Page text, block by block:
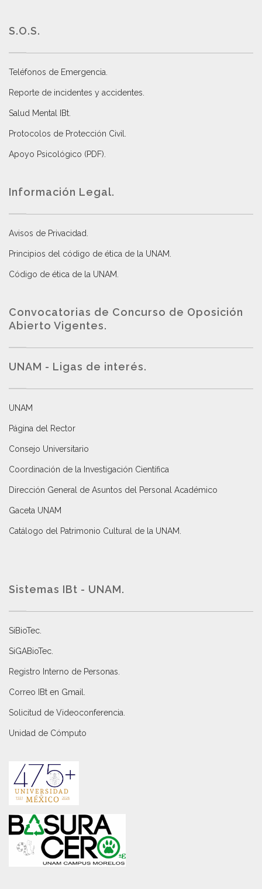
S.O.S.
Teléfonos de Emergencia.
Reporte de incidentes y accidentes
Salud Mental IBt
Protocolos de Protección Civil
Apoyo Psicológico (PDF)
Información Legal.
Avisos de Privacidad
Principios del código de ética de la UNAM
Código de ética de la UNAM
Convocatorias de Concurso de Oposición
Abierto Vigentes.
UNAM - Ligas de interés.
UNAM
Página del Rector
Consejo Universitario
Coordinación de la Investigación Científica
Dirección General de Asuntos del Personal Académico
Gaceta UNAM
Catálogo del Patrimonio Cultural de la UNAM.
Sistemas IBt - UNAM.
SiBioTec
SiGABioTec.
Registro Interno de Personas
Correo IBt en Gmail
Solicitud de Videoconferencia.
Unidad de Cómputo